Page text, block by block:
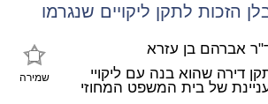
הזכות לתקן ליקויים שנגרמו
שמירה
אברהם בן עזרא
דירה שהוא בנה עם ליקויי
של בית המשפט המחוזי